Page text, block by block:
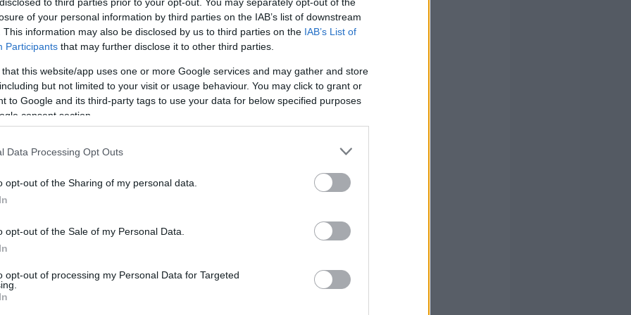
of your personal information by third parties on the IAB’s list of downstream
This information may also be disclosed by us to third parties on the IAB’s List of
Participants that may further disclose it to other third parties.
that this website/app uses one or more Google services and may gather and store
but not limited to your visit or usage behaviour. You may click to grant or
to Google and its third-party tags to use your data for below specified purposes
consent section.
Data Processing Opt Outs
opt-out of the Sharing of my personal data.
opt-out of the Sale of my Personal Data.
opt-out of processing my Personal Data for Targeted
αξέχαστες στιγμές σε
Τελικούς (videos)
05/JUN/24 10:01
Δέκα αξέχαστες στιγμές σε ντέρμπι
ανάμεσα στον Παναθηναϊκό και στον
Ολυμπιακό σε Τελικούς της Stoiximan
Basket League.
Ο Κέντρικ Ναν κι οι
προσθήκες στην
30/JAN/24 13:48
αλλά πέντε παίκτες, που υπέγραψαν